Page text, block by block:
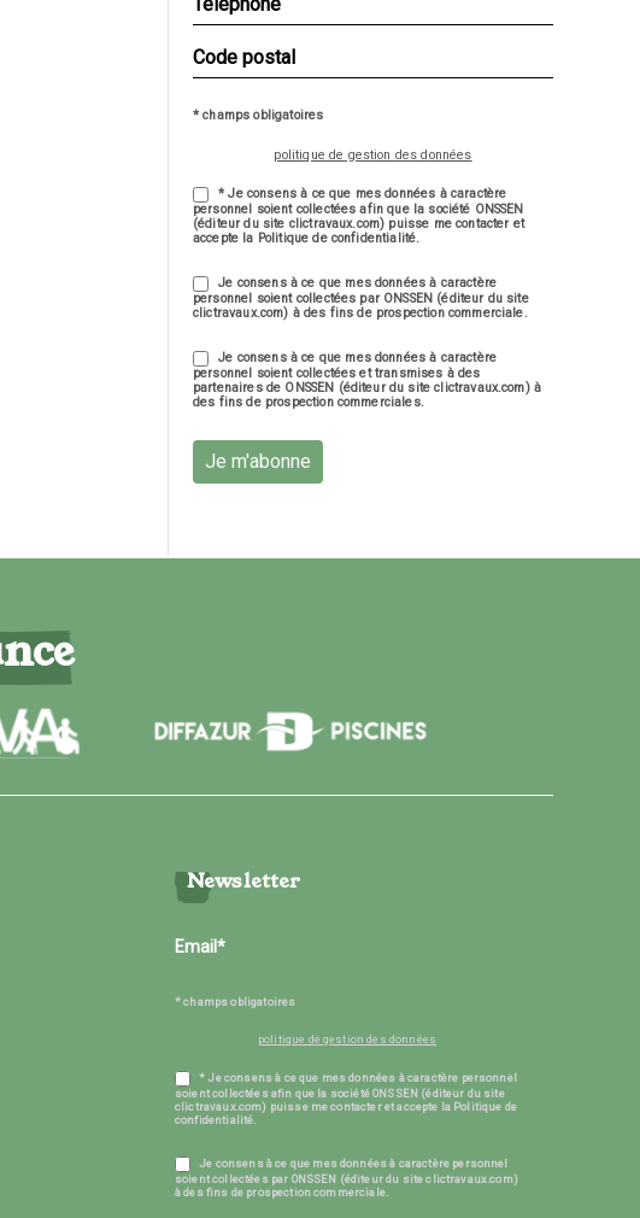
* champs obligatoires
politique de gestion des données
* Je consens à ce que mes données à caractère
personnel soient collectées afin que la société ONSSEN
(éditeur du site clictravaux.com) puisse me contacter et
accepte la Politique de confidentialité.
Je consens à ce que mes données à caractère
personnel soient collectées par ONSSEN (éditeur du site
clictravaux.com) à des fins de prospection commerciale.
Je consens à ce que mes données à caractère
personnel soient collectées et transmises à des
partenaires de ONSSEN (éditeur du site clictravaux.com) à
des fins de prospection commerciales.
Je m'abonne
Newsletter
* champs obligatoires
politique de gestion des données
* Je consens à ce que mes données à caractère personnel
soient collectées afin que la société ONSSEN (éditeur du site
clictravaux.com) puisse me contacter et accepte la Politique de
confidentialité.
Je consens à ce que mes données à caractère personnel
soient collectées par ONSSEN (éditeur du site clictravaux.com)
à des fins de prospection commerciale.